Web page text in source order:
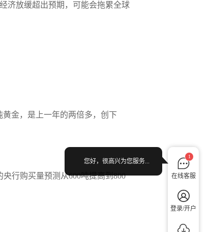
济放缓超出预期，可能会拖累全球
黄金，是上一年的两倍多，创下
行购买量预测从600吨提高到800
1
在线客服
登录/开户
您好，很高兴为您服务...